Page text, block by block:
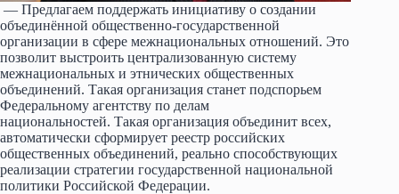
— Предлагаем поддержать инициативу о создании
объединённой общественно-государственной
организации в сфере межнациональных отношений. Это
позволит выстроить централизованную систему
межнациональных и этнических общественных
объединений. Такая организация станет подспорьем
Федеральному агентству по делам
национальностей. Такая организация объединит всех,
автоматически сформирует реестр российских
общественных объединений, реально способствующих
реализации стратегии государственной национальной
политики Российской Федерации.